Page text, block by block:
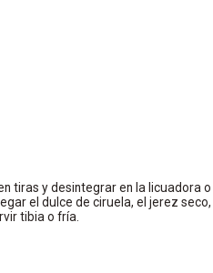
tiras y desintegrar en la licuadora
el dulce de ciruela, el jerez
tibia o fría.